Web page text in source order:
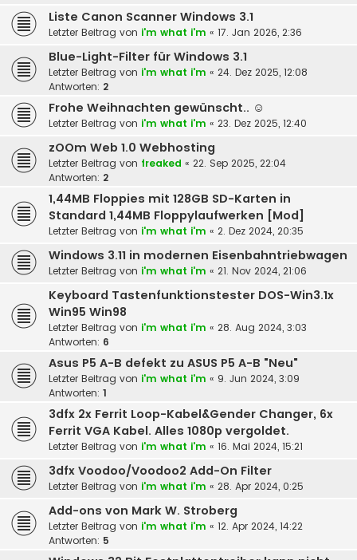
Liste Canon Scanner Windows 3.1
Letzter Beitrag von i'm what i'm « 17. Jan 2026, 2:36
Blue-Light-Filter für Windows 3.1
Letzter Beitrag von i'm what i'm « 24. Dez 2025, 12:08
Antworten: 2
Frohe Weihnachten gewünscht.. ☺️
Letzter Beitrag von i'm what i'm « 23. Dez 2025, 12:40
zOOm Web 1.0 Webhosting
Letzter Beitrag von freaked « 22. Sep 2025, 22:04
Antworten: 2
1,44MB Floppies mit 128GB SD-Karten in
Standard 1,44MB Floppylaufwerken [Mod]
Letzter Beitrag von i'm what i'm « 2. Dez 2024, 20:35
Windows 3.11 in modernen Eisenbahntriebwagen
Letzter Beitrag von i'm what i'm « 21. Nov 2024, 21:06
Keyboard Tastenfunktionstester DOS-Win3.1x
Win95 Win98
Letzter Beitrag von i'm what i'm « 28. Aug 2024, 3:03
Antworten: 6
Asus P5 A-B defekt zu ASUS P5 A-B "Neu"
Letzter Beitrag von i'm what i'm « 9. Jun 2024, 3:09
Antworten: 1
3dfx 2x Ferrit Loop-Kabel&Gender Changer, 6x
Ferrit VGA Kabel. Alles 1080p vergoldet.
Letzter Beitrag von i'm what i'm « 16. Mai 2024, 15:21
3dfx Voodoo/Voodoo2 Add-On Filter
Letzter Beitrag von i'm what i'm « 28. Apr 2024, 0:25
Add-ons von Mark W. Stroberg
Letzter Beitrag von i'm what i'm « 12. Apr 2024, 14:22
Antworten: 5